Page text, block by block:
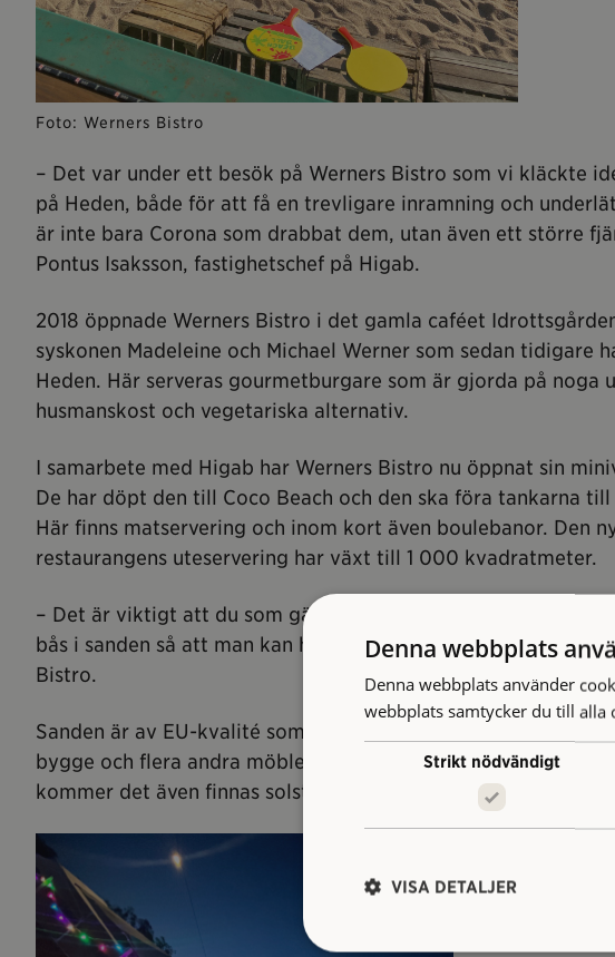
Foto: Werners Bistro
– Det var under ett besök på Werners Bistro som vi kläckte
på Heden, både för att få en trevligare inramning och
är inte bara Corona som drabbat dem, utan även ett större
Pontus Isaksson, fastighetschef på Higab.
2018 öppnade Werners Bistro i det gamla caféet
syskonen Madeleine och Michael Werner som sedan tidigare
Heden. Här serveras gourmetburgare som är gjorda på noga
husmanskost och vegetariska alternativ.
I samarbete med Higab har Werners Bistro nu öppnat sin
De har döpt den till Coco Beach och den ska föra tankarna
Här finns matservering och inom kort även boulebanor. Den
restaurangens uteservering har växt till 1 000 kvadratmeter.
– Det är viktigt att du som gäst ska känna dig trygg så vi har
bås i sanden så att man kan hålla avstånd, säger Sara Edhage
Bistro.
Sanden är av EU-kvalité som inte ska blåsa bort, borden är
bygge och flera andra möbler består av material från
kommer det även finnas solstolar för matgästerna.
Denna webbplats
Denna webbplats använder
webbplats samtycker du till alla
Strikt nödvändigt
VISA DETALJER